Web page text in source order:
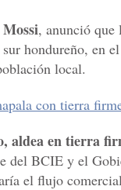
, anunció que
hondureño, en
local.
con tierra
aldea en tierra
del BCIE y el
el flujo